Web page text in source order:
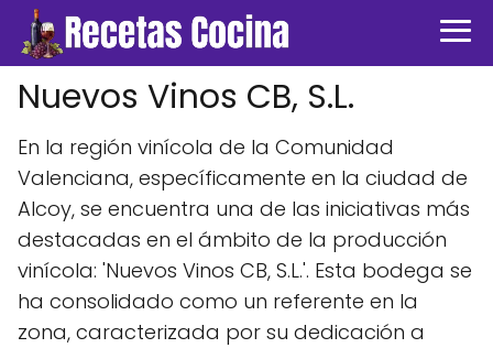
Nuevos Vinos CB, S.L.
En la región vinícola de la Comunidad
Valenciana, específicamente en la ciudad de
Alcoy, se encuentra una de las iniciativas más
destacadas en el ámbito de la producción
vinícola: 'Nuevos Vinos CB, S.L.'. Esta bodega se
ha consolidado como un referente en la
zona, caracterizada por su dedicación a